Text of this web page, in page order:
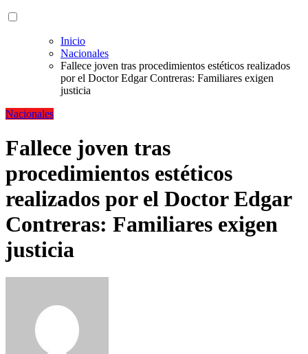
Inicio
Nacionales
Fallece joven tras procedimientos estéticos realizados
por el Doctor Edgar Contreras: Familiares exigen
justicia
Nacionales
Fallece joven tras
procedimientos estéticos
realizados por el Doctor Edgar
Contreras: Familiares exigen
justicia